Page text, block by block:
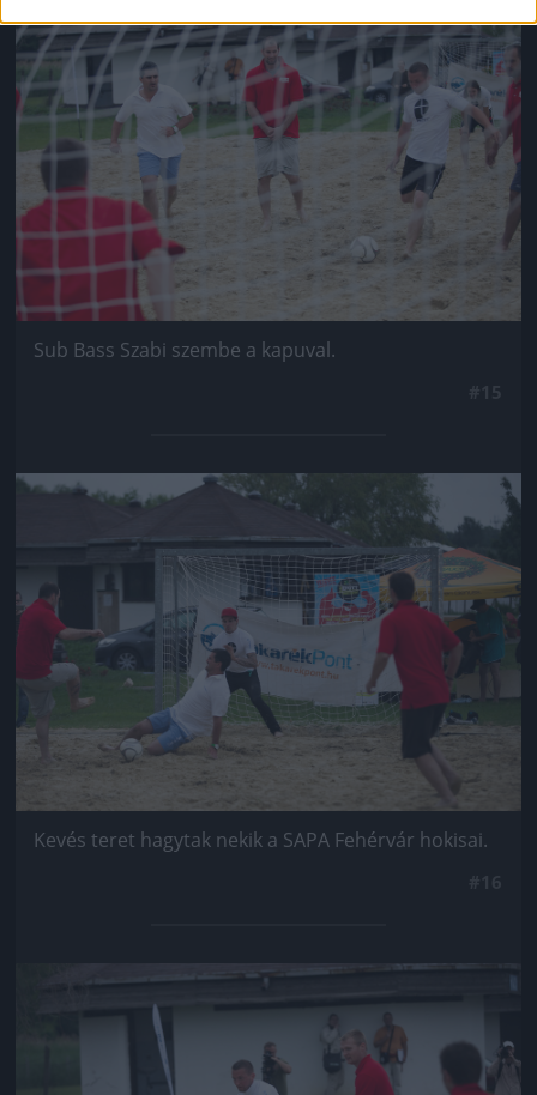
Jön még kép!
Sub Bass Szabi szembe a kapuval.
Jön még kép!
Kevés teret hagytak nekik a SAPA Fehérvár hokisai.
Jön még kép!